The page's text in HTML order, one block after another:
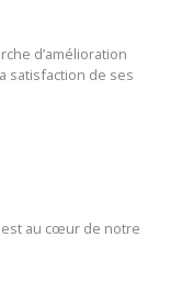
d’amélioration
satisfaction de ses
est au cœur de notre